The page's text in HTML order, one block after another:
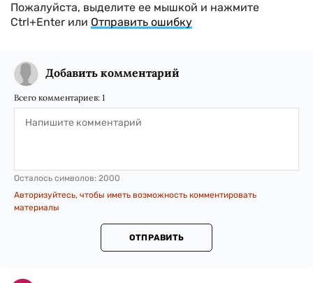
Пожалуйста, выделите ее мышкой и нажмите
Ctrl+Enter или Отправить ошибку
Добавить комментарий
Всего комментариев: 1
Осталось символов: 2000
Авторизуйтесь, чтобы иметь возможность комментировать
материалы
ОТПРАВИТЬ